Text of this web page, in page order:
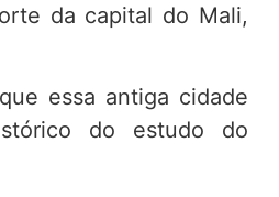
da capital do Mali,
essa antiga cidade
do estudo do